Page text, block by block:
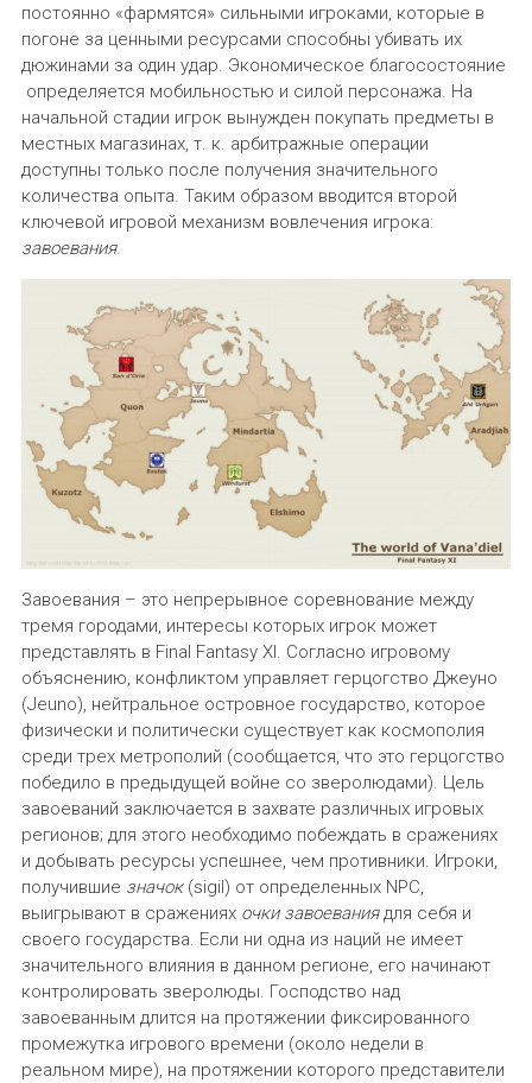
постоянно «фармятся» сильными игроками, которые в
погоне за ценными ресурсами способны убивать их
дюжинами за один удар. Экономическое благосостояние
определяется мобильностью и силой персонажа. На
начальной стадии игрок вынужден покупать предметы в
местных магазинах, т. к. арбитражные операции
доступны только после получения значительного
количества опыта. Таким образом вводится второй
ключевой игровой механизм вовлечения игрока:
завоевания.
Завоевания – это непрерывное соревнование между
тремя городами, интересы которых игрок может
представлять в Final Fantasy XI. Согласно игровому
объяснению, конфликтом управляет герцогство Джеуно
(Jeuno), нейтральное островное государство, которое
физически и политически существует как космополия
среди трех метрополий (сообщается, что это герцогство
победило в предыдущей войне со зверолюдами). Цель
завоеваний заключается в захвате различных игровых
регионов; для этого необходимо побеждать в сражениях
и добывать ресурсы успешнее, чем противники. Игроки,
получившие значок (sigil) от определенных NPC,
выигрывают в сражениях очки завоеваниядля себя и
своего государства. Если ни одна из наций не имеет
значительного влияния в данном регионе, его начинают
контролировать зверолюды. Господство над
завоеванным длится на протяжении фиксированного
промежутка игрового времени (около недели в
реальном мире), на протяжении которого представители